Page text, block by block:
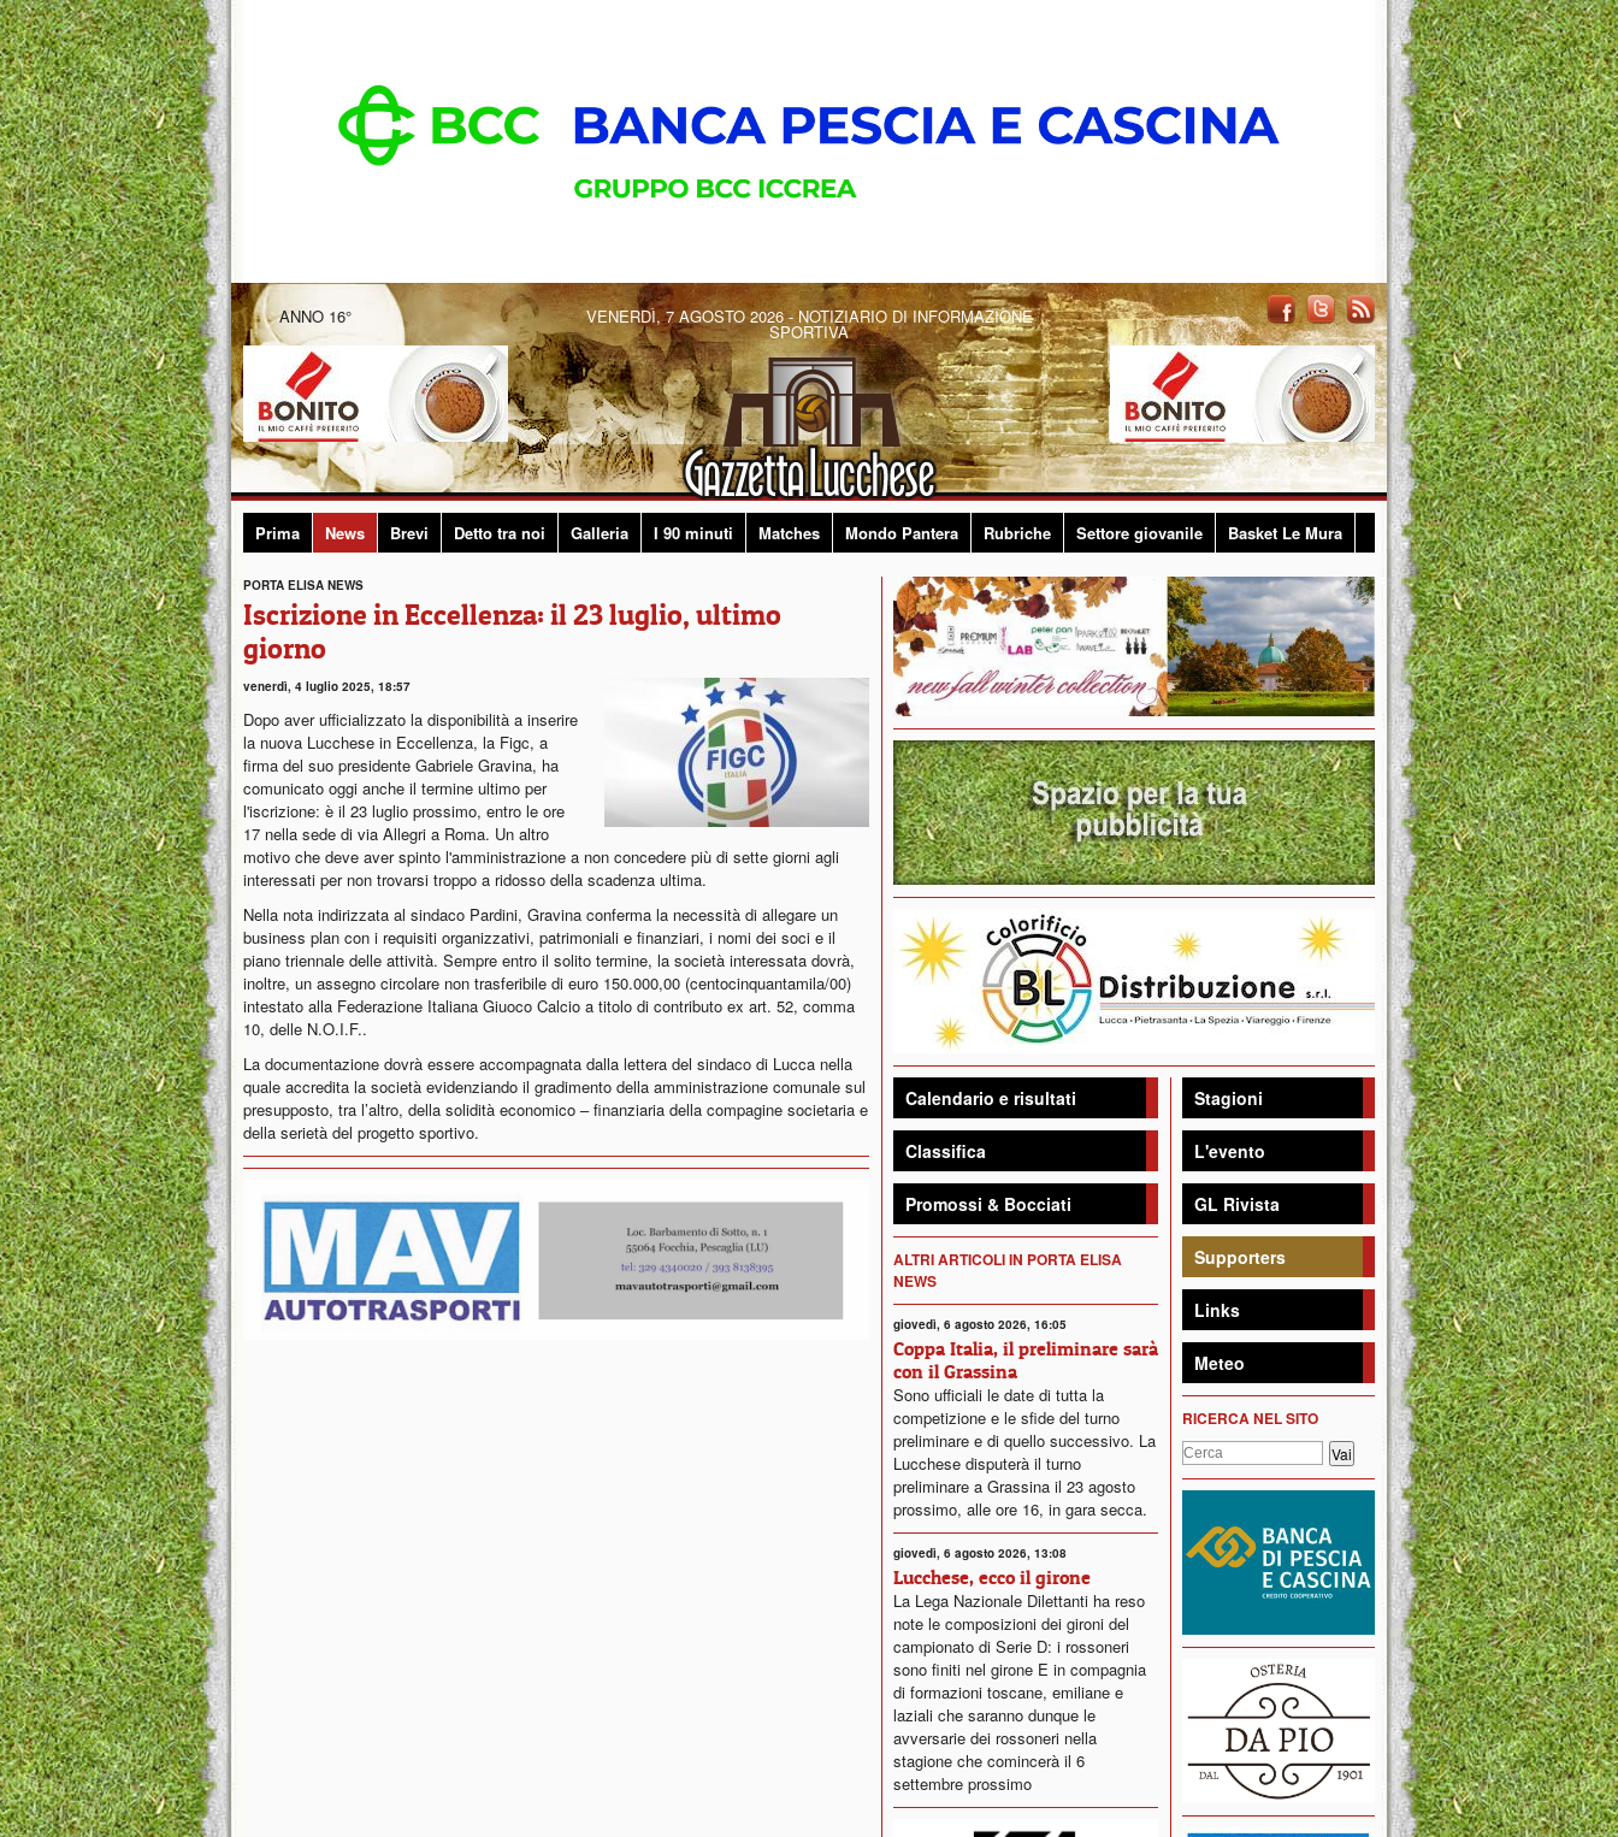
ANNO 16° VENERDÌ, 7 AGOSTO 2026 - NOTIZIARIO DI INFORMAZIONE
SPORTIVA
Prima News Brevi Detto tra noi Galleria I 90 minuti Matches Mondo Pantera Rubriche Settore giovanile Basket Le Mura
PORTA ELISA NEWS
Iscrizione in Eccellenza: il 23 luglio, ultimo
giorno
venerdì, 4 luglio 2025, 18:57
Dopo aver ufficializzato la disponibilità a inserire
la nuova Lucchese in Eccellenza, la Figc, a
firma del suo presidente Gabriele Gravina, ha
comunicato oggi anche il termine ultimo per
l'iscrizione: è il 23 luglio prossimo, entro le ore
17 nella sede di via Allegri a Roma. Un altro
motivo che deve aver spinto l'amministrazione a non concedere più di sette giorni agli
interessati per non trovarsi troppo a ridosso della scadenza ultima.
Nella nota indirizzata al sindaco Pardini, Gravina conferma la necessità di allegare un
business plan con i requisiti organizzativi, patrimoniali e finanziari, i nomi dei soci e il
piano triennale delle attività. Sempre entro il solito termine, la società interessata dovrà,
inoltre, un assegno circolare non trasferibile di euro 150.000,00 (centocinquantamila/00)
intestato alla Federazione Italiana Giuoco Calcio a titolo di contributo ex art. 52, comma
10, delle N.O.I.F..
La documentazione dovrà essere accompagnata dalla lettera del sindaco di Lucca nella
quale accredita la società evidenziando il gradimento della amministrazione comunale sul
presupposto, tra l’altro, della solidità economico – finanziaria della compagine societaria e
della serietà del progetto sportivo.
Calendario e risultati
Classifica
Promossi & Bocciati
ALTRI ARTICOLI IN PORTA ELISA
NEWS
giovedì, 6 agosto 2026, 16:05
Coppa Italia, il preliminare sarà
con il Grassina
Sono ufficiali le date di tutta la
competizione e le sfide del turno
preliminare e di quello successivo. La
Lucchese disputerà il turno
preliminare a Grassina il 23 agosto
prossimo, alle ore 16, in gara secca.
giovedì, 6 agosto 2026, 13:08
Lucchese, ecco il girone
La Lega Nazionale Dilettanti ha reso
note le composizioni dei gironi del
campionato di Serie D: i rossoneri
sono finiti nel girone E in compagnia
di formazioni toscane, emiliane e
laziali che saranno dunque le
avversarie dei rossoneri nella
stagione che comincerà il 6
settembre prossimo
Stagioni
L'evento
GL Rivista
Supporters
Links
Meteo
RICERCA NEL SITO